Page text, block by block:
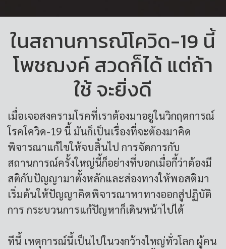
ในสถานการณ์โควิด-19 นี้
โพชฌงค์ สวดก็ได้ แต่ถ้า
ใช้ จะยิ่งดี
เมื่อเจอสงครามโรคที่เราต้องมาอยูในวิกฤตการณ์
โรคโควิด-19 นี้ มันก็เป็นเรื่องที่จะต้องมาคิด
พิจารณาแก้ไขให้จบสิ้นไป การจัดการกับ
สถานการณ์ครั้งใหญ่นี้ก็อย่างที่บอกเมื่อกี้ว่าต้องมี
สติกับปัญญามาตั้งหลักและส่องทางให้พอสติมา
เริ่มต้นให้ปัญญาคิดพิจารณาหาทางออกสู่ปฏิบัติ
การ กระบวนการแก้ปัญหาก็เดินหน้าไปได้
ทีนี้ เหตุการณ์นี้เป็นไปในวงกว้างใหญ่ทั่วโลก ผู้คน